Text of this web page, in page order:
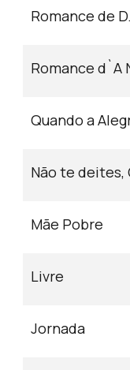
Romance de
Romance d`A
Quando a
Não te deites,
Mãe Pobre
Livre
Jornada